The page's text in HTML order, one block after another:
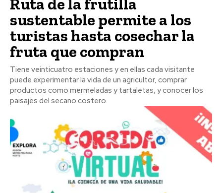
Ruta de la frutilla
sustentable permite a los
turistas hasta cosechar la
fruta que compran
Tiene veinticuatro estaciones y en ellas cada visitante
puede experimentar la vida de un agricultor, comprar
productos como mermeladas y tartaletas, y conocer los
paisajes del secano costero.